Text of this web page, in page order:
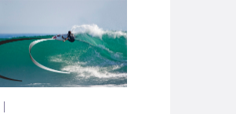
|